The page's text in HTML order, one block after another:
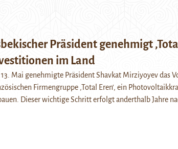
Präsident genehmigt
im Land
Mai genehmigte Präsident Shavkat Mirziyoyev das
Firmengruppe ‚Total Eren‘, ein
Dieser wichtige Schritt erfolgt anderthalb Jahre